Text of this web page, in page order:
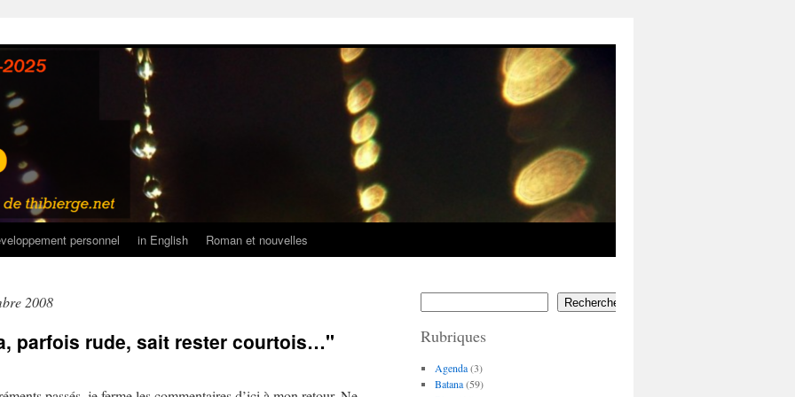
personnel in English Roman et nouvelles
2008
parfois rude, sait rester courtois…"
Rechercher
Rubriques
Agenda(3)
Batana(59)